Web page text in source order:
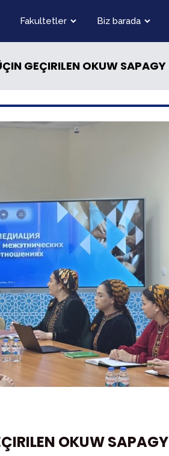
Fakultetler Biz barada
GEÇIRILEN OKUW SAPAGY
OKUW SAPAGY